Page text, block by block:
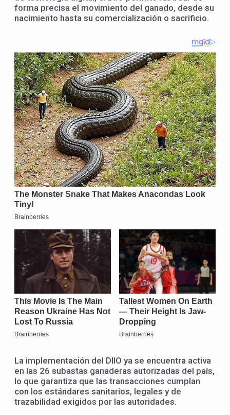
forma precisa el movimiento del ganado, desde su
nacimiento hasta su comercialización o sacrificio.
La implementación del DIIO ya se encuentra activa
en las 26 subastas ganaderas autorizadas del país,
lo que garantiza que las transacciones cumplan
con los estándares sanitarios, legales y de
trazabilidad exigidos por las autoridades.